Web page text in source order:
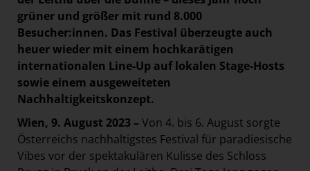
The Hoxton
Unibail-Rodamco-Westfield
Vöslauer
NMK
MEDIA
KONTAKT
grüner und größer mit rund 8.000
Besucher:innen. Das Festival überzeugte auch
heuer wieder mit einem hochkarätigen
internationalen Line-Up auf lokalen Stage-Hosts
sowie einem ausgeweiteten
Nachhaltigkeitskonzept.
Wien, 9. August 2023 – Von 4. bis 6. August sorgte
Österreichs nachhaltigstes Festival für paradiesische
Vibes vor der spektakulären Kulisse des Schloss